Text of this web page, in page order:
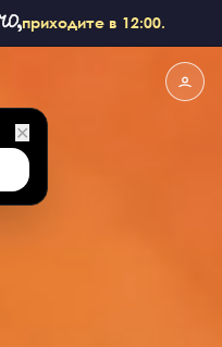
приходите в 12:00.
✕